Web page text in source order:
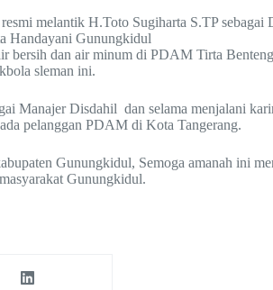
melantik H.Toto Sugiharta S.TP sebagai
Handayani Gunungkidul
bersih dan air minum di PDAM Tirta
sleman ini.
Manajer Disdahil dan selama menjalani
pelanggan PDAM di Kota Tangerang.
Gunungkidul, Semoga amanah ini
Gunungkidul.